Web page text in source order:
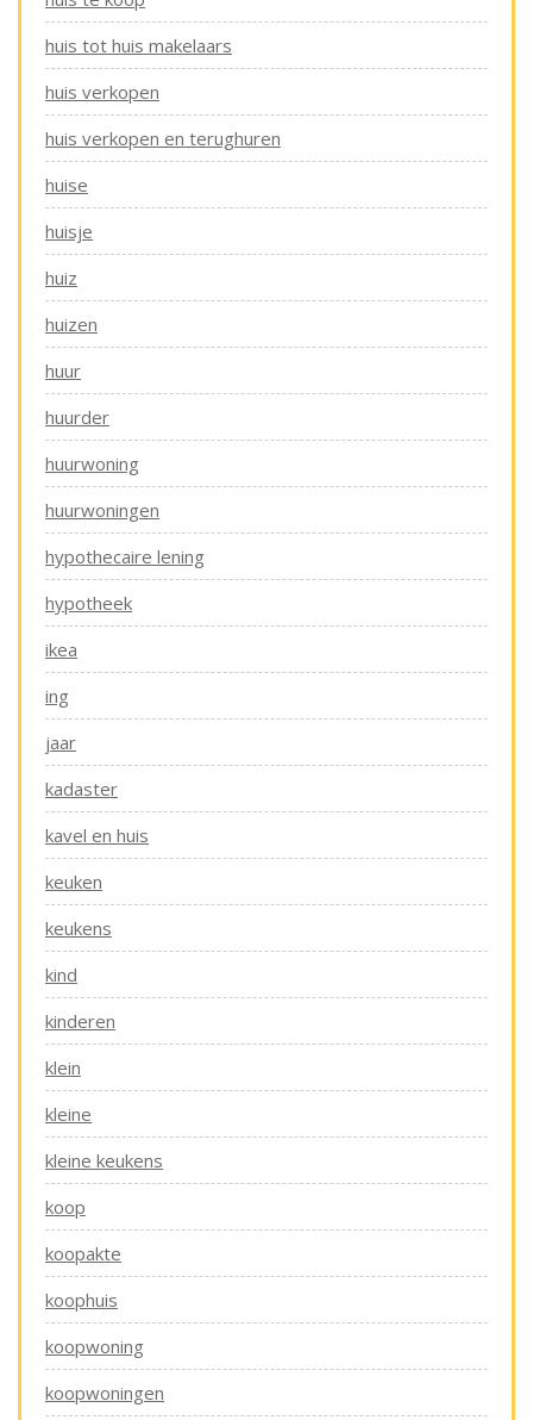
huis tot huis makelaars
huis verkopen
huis verkopen en terughuren
huise
huisje
huiz
huizen
huur
huurder
huurwoning
huurwoningen
hypothecaire lening
hypotheek
ikea
ing
jaar
kadaster
kavel en huis
keuken
keukens
kind
kinderen
klein
kleine
kleine keukens
koop
koopakte
koophuis
koopwoning
koopwoningen